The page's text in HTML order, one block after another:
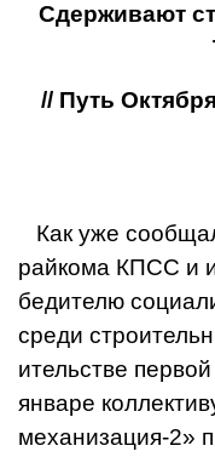
Сдерживают
// Путь
Как уже
райкома КПСС и
бедителю
среди
ительстве
январе
механизация-2»